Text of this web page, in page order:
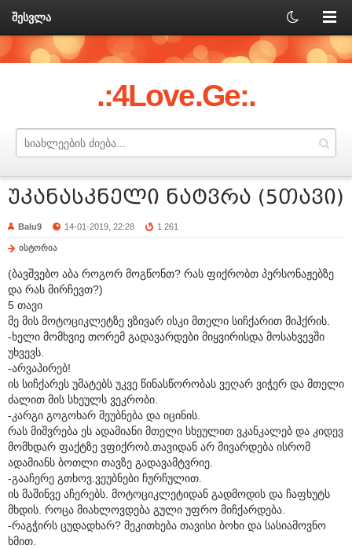
შესვლა
.:4Love.Ge:.
უკანასკნელი ნატვრა (5თავი)
Balu9 14-01-2019, 22:28 1 261
ისტორია
(ბავშვებო აბა როგორ მოგწონთ? რას ფიქრობთ პერსონაჟებზე
და რას მირჩევთ?)
5 თავი
მე მის მოტოციკლეტზე ვზივარ ისკი მთელი სიჩქარით მიჰქრის.
-ხელი მომხვიე თორემ გადავარდები მიყვირისდა მოსახვევში
უხვევს.
-არვაპირებ!
ის სიჩქარეს უმატებს უკვე წინასწორობას ვეღარ ვიჭერ და მთელი
ძალით მის სხეულს ვეკრობი.
-კარგი გოგოხარ მეუბნება და იცინის.
რას მიშვრება ეს ადამიანი მთელი სხეულით ვკანკალებ და კიდევ
მომხდარ ფაქტზე ვფიქრობ.თავიდან არ მივარდება ისრომ
ადამიანს ბოთლი თავზე გადავამტვრიე.
-გააჩერე გთხოვ.ვეუბნები ჩურჩულით.
ის მაშინვე აჩერებს. მოტოციკლეტიდან გადმოდის და ჩაფხუტს
მხდის. როცა მიახლოვდება გული უფრო მიჩქარდება.
-რაგჭირს ცუდადხარ? მეკითხება თავისი ბოხი და სასიამოვნო
ხმით.